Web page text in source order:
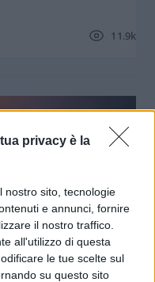
privacy è la
nostro sito, tecnologie
e annunci, fornire
il nostro traffico.
all'utilizzo di questa
le tue scelte sul
su questo sito
11.9k